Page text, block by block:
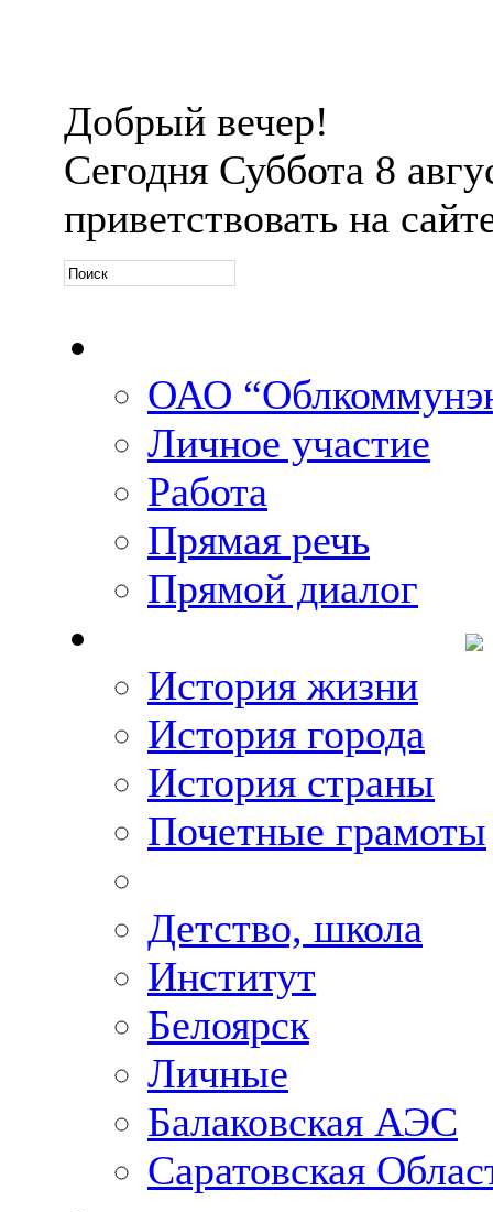
Добрый вечер!
Сегодня Суббота 8
приветствовать на
ОАО
Личное участие
Работа
Прямая речь
Прямой диалог
История жизни
История города
История страны
Почетные грамоты
Детство, школа
Институт
Белоярск
Личные
Балаковская АЭС
Саратовская